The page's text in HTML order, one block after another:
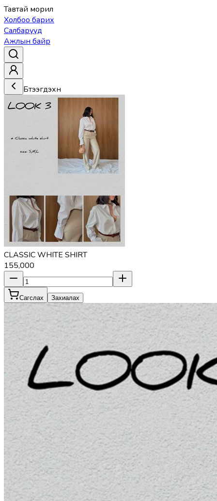
Тавтай морил
Холбоо барих
Салбарууд
Ажлын байр
Бүтээгдэхүүн
CLASSIC WHITE SHIRT
155,000
Сагслах Захиалах